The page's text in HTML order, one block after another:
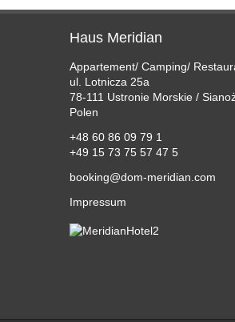
Haus Meridian
Appartement/ Camping/
ul. Lotnicza 25a
78-111 Ustronie Morskie /
Polen
+48 60 86 09 79 1
+49 15 73 75 57 47 5
booking@dom-meridian.com
Impressum